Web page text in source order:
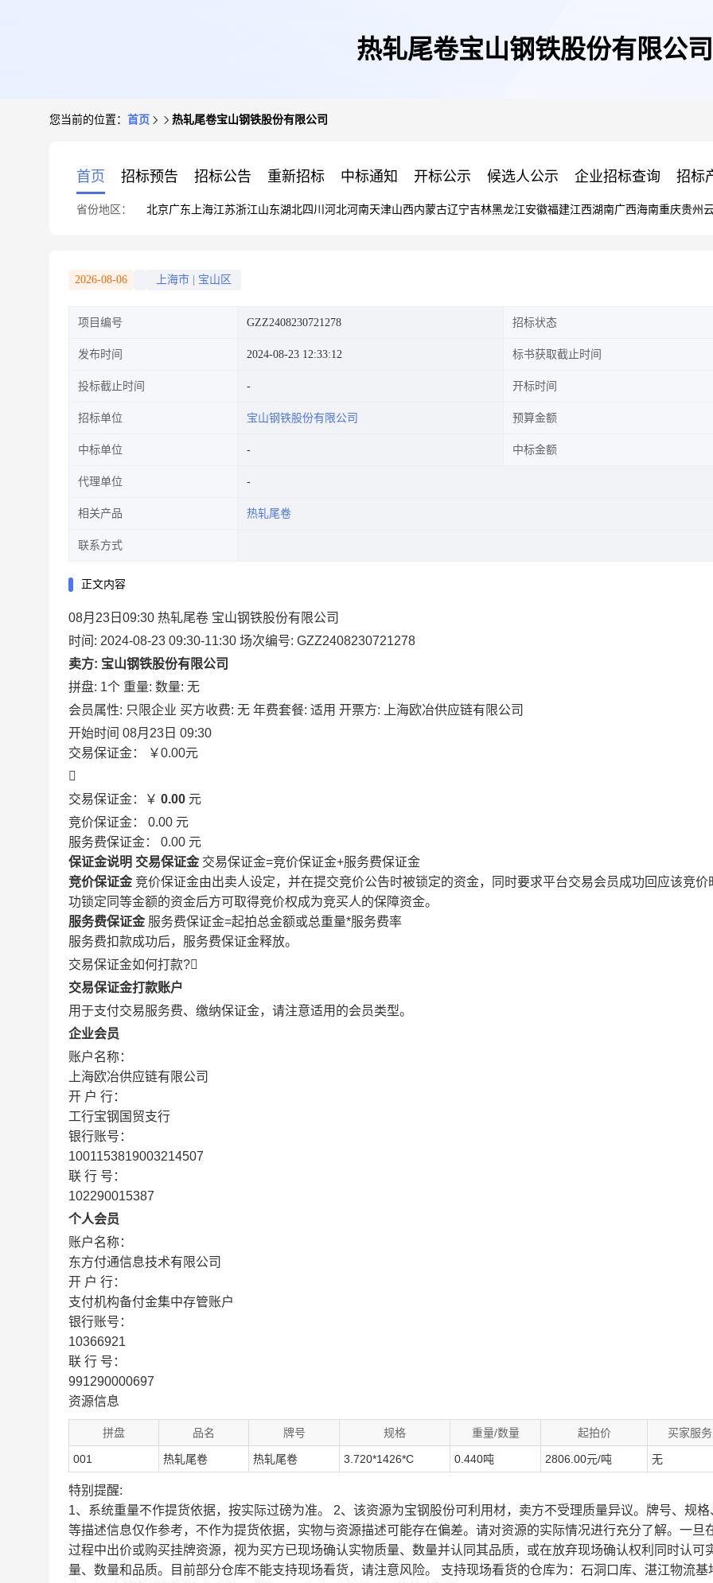
热轧尾卷宝山钢铁股份有限公司
您当前的位置： 首页 热轧尾卷宝山钢铁股份有限公司
首页 招标预告 招标公告 重新招标 中标通知 开标公示 候选人公示 企业招标查询 招标
省份地区： 北京广东 上海江苏浙江山东湖北四川 河北河南天津山西内蒙古辽宁吉林黑龙江安徽福建江西湖南广西海南重庆贵州
2026-08-06 上海市 宝山区
项目编号 GZZ2408230721278 招标状态
发布时间 2024-08-23 12:33:12 标书获取截止时间
投标截止时间 开标时间
招标单位 宝山钢铁股份有限公司 预算金额
中标单位 中标金额
代理单位
相关产品 热轧尾卷
联系方式
正文内容
08月23日09:30 热轧尾卷 宝山钢铁股份有限公司
时间: 2024-08-23 09:30-11:30 场次编号: GZZ2408230721278
卖方: 宝山钢铁股份有限公司
拼盘: 1个 重量: 数量: 无
会员属性: 只限企业 买方收费: 无 年费套餐: 适用 开票方: 上海欧冶供应链有限公司
开始时间 08月23日 09:30
交易保证金：
￥0.00元

交易保证金：￥ 0.00 元
竞价保证金： 0.00 元
服务费保证金： 0.00 元
保证金说明 交易保证金 交易保证金=竞价保证金+服务费保证金
竞价保证金 竞价保证金由出卖人设定，并在提交竞价公告时被锁定的资金，同时要求平台交易会员成功回应该竞价
功锁定同等金额的资金后方可取得竞价权成为竞买人的保障资金。
服务费保证金 服务费保证金=起拍总金额或总重量*服务费率
服务费扣款成功后，服务费保证金释放。
交易保证金如何打款?
交易保证金打款账户
用于支付交易服务费、缴纳保证金，请注意适用的会员类型。
企业会员
账户名称：
上海欧冶供应链有限公司
开 户 行：
工行宝钢国贸支行
银行账号：
1001153819003214507
联 行 号：
102290015387
个人会员
账户名称：
东方付通信息技术有限公司
开 户 行：
支付机构备付金集中存管账户
银行账号：
10366921
联 行 号：
991290000697
资源信息
拼盘 品名 牌号 规格 重量/数量 起拍价 买家服
001 热轧尾卷 热轧尾卷 3.720*1426*C 0.440吨 2806.00元/吨 无
特别提醒:
1、系统重量不作提货依据，按实际过磅为准。 2、该资源为宝钢股份可利用材，卖方不受理质量异议。牌号、规格
等描述信息仅作参考，不作为提货依据，实物与资源描述可能存在偏差。请对资源的实际情况进行充分了解。一旦
过程中出价或购买挂牌资源，视为买方已现场确认实物质量、数量并认同其品质，或在放弃现场确认权利同时认可
量、数量和品质。目前部分仓库不能支持现场看货，请注意风险。 支持现场看货的仓库为：石洞口库、湛江物流基